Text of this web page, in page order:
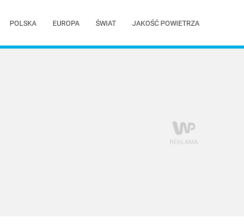
POLSKA EUROPA ŚWIAT JAKOŚĆ POWIETRZA